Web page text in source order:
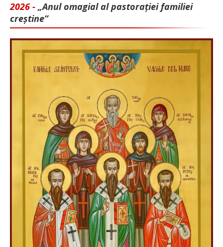
2026 - „Anul omagial al pastorației familiei
creștine”